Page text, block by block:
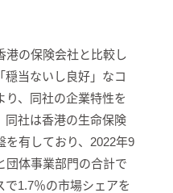
港の保険会社と比較し
穏当ないし良好」なコ
り、同社の企業特性を
同社は香港の生命保険
を有しており、2022年9
団体事業部門の合計で
1.7％の市場シェアを